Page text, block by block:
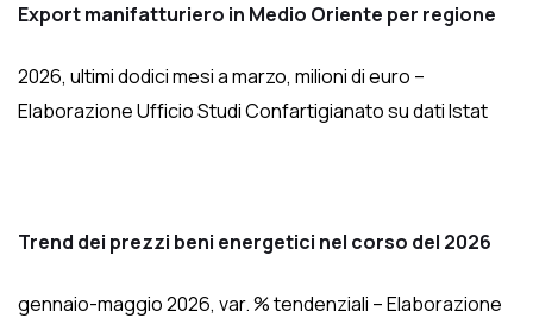
Export manifatturiero in Medio Oriente per regione
2026, ultimi dodici mesi a marzo, milioni di euro –
Elaborazione Ufficio Studi Confartigianato su dati Istat
Trend dei prezzi beni energetici nel corso del 2026
gennaio-maggio 2026, var. % tendenziali – Elaborazione